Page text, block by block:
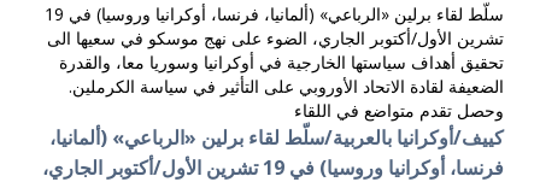
سلّط لقاء برلين «الرباعي» (ألمانيا، فرنسا، أوكرانيا وروسيا) في 19
تشرين الأول/أكتوبر الجاري، الضوء على نهج موسكو في سعيها الى
تحقيق أهداف سياستها الخارجية في أوكرانيا وسوريا معا، والقدرة
الضعيفة لقادة الاتحاد الأوروبي على التأثير في سياسة الكرملين.
وحصل تقدم متواضع في اللقاء
كييف/أوكرانيا بالعربية/سلّط لقاء برلين «الرباعي» (ألمانيا،
فرنسا، أوكرانيا وروسيا) في 19 تشرين الأول/أكتوبر الجاري،